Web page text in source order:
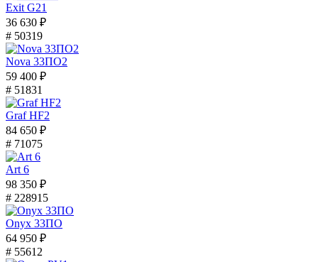
Exit G21
36 630 ₽
# 50319
Nova 33ПО2
59 400 ₽
# 51831
Graf HF2
84 650 ₽
# 71075
Art 6
98 350 ₽
# 228915
Onyx 33ПО
64 950 ₽
# 55612